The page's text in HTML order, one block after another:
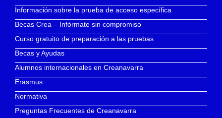
Información sobre la prueba de acceso específica
Becas Crea – Infórmate sin compromiso
Curso gratuito de preparación a las pruebas
Becas y Ayudas
Alumnos internacionales en Creanavarra
Erasmus
Normativa
Preguntas Frecuentes de Creanavarra